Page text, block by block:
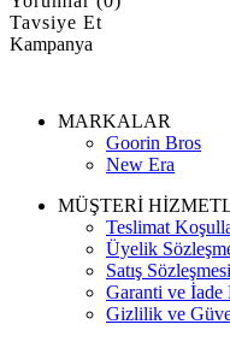
Tavsiye Et
Kampanya
MARKALAR
Goorin Bros
New Era
MÜŞTERİ
Teslimat
Üyelik
Satış Sözleşmesi
Garanti ve İade
Gizlilik ve